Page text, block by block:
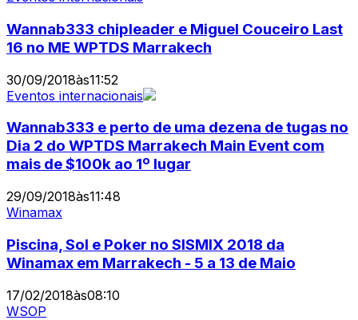
Wannab333 chipleader e Miguel Couceiro Last
16 no ME WPTDS Marrakech
30/09/2018às11:52
Eventos internacionais
Wannab333 e perto de uma dezena de tugas no
Dia 2 do WPTDS Marrakech Main Event com
mais de $100k ao 1º lugar
29/09/2018às11:48
Winamax
Piscina, Sol e Poker no SISMIX 2018 da
Winamax em Marrakech - 5 a 13 de Maio
17/02/2018às08:10
WSOP